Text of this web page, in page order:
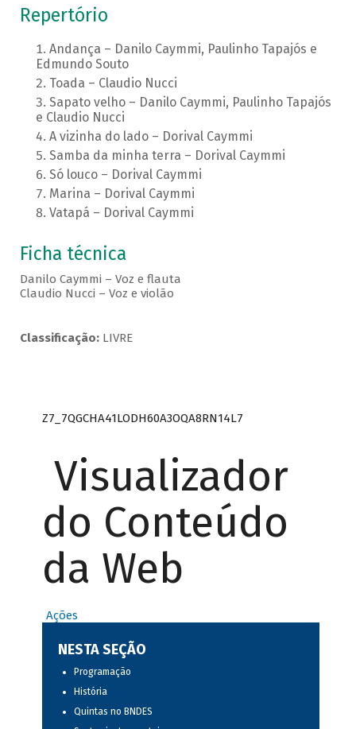
Repertório
Andança – Danilo Caymmi, Paulinho Tapajós e
Edmundo Souto
Toada – Claudio Nucci
Sapato velho – Danilo Caymmi, Paulinho Tapajós
e Claudio Nucci
A vizinha do lado – Dorival Caymmi
Samba da minha terra – Dorival Caymmi
Só louco – Dorival Caymmi
Marina – Dorival Caymmi
Vatapá – Dorival Caymmi
Ficha técnica
Danilo Caymmi – Voz e flauta
Claudio Nucci – Voz e violão
Classificação:LIVRE
Z7_7QGCHA41LODH60A3OQA8RN14L7
Visualizador
do Conteúdo
da Web
Ações
NESTA SEÇÃO
Programação
História
Quintas no BNDES